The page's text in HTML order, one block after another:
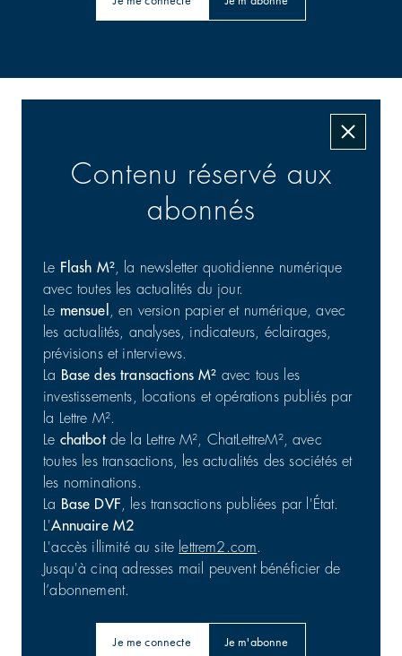
Contenu réservé aux
abonnés
Le Flash M², la newsletter quotidienne numérique
avec toutes les actualités du jour.
Le mensuel
, en version papier et numérique, avec
les actualités, analyses, indicateurs, éclairages,
prévisions et interviews.
La Base des transactions M² avec tous les
investissements, locations et opérations publiés par
la Lettre M².
Le chatbotde la Lettre M², ChatLettreM², avec
toutes les transactions, les actualités des sociétés et
les nominations.
La Base DVF , les transactions publiées par l'État.
L'Annuaire M2
L'accès illimité au site lettrem2.com.
Jusqu'à cinq adresses mail peuvent bénéficier de
l’abonnement.
Je me connecte Je m'abonne
Commerce : cession d'un portefeuille de 25 actifs en
France
Commerces | Investissement